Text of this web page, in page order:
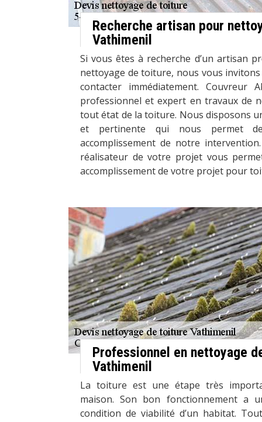
Recherche artisan pour
Vathimenil
Si vous êtes à recherche d’un artisan
nettoyage de toiture, nous vous
contacter immédiatement. Couvreur
professionnel et expert en travaux de
tout état de la toiture. Nous disposons
et pertinente qui nous permet
accomplissement de notre
réalisateur de votre projet vous
accomplissement de votre projet pour
Professionnel en nettoyage
Vathimenil
La toiture est une étape très
maison. Son bon fonctionnement a
condition de viabilité d’un habitat.